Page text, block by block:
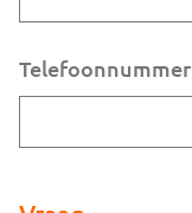
Telefoonnummer